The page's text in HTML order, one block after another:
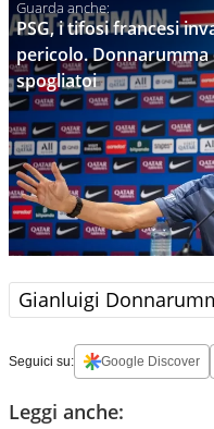
PSG, i tifosi francesi
pericolo.
spogliatoi
Gianluigi
Seguici su: Google Discover
Leggi anche: